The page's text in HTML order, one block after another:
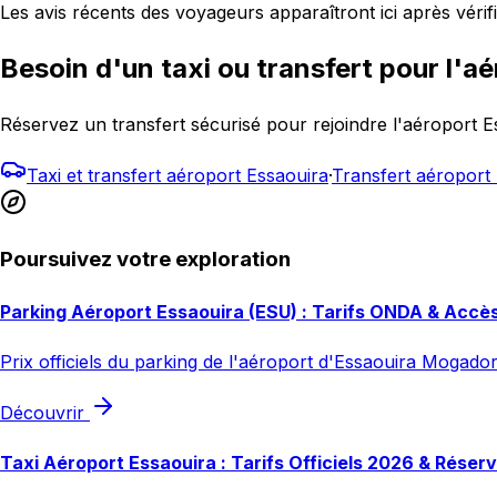
Les avis récents des voyageurs apparaîtront ici après
Besoin d'un taxi ou transfert pour
Réservez un transfert sécurisé pour rejoindre l'aéroport
Taxi et transfert aéroport Essaouira·Transfert
Poursuivez votre exploration
Parking Aéroport Essaouira (ESU) : Tarifs ONDA &
Prix officiels du parking de l'aéroport d'Essaouira
Découvrir
Taxi Aéroport Essaouira : Tarifs Officiels 2026 &